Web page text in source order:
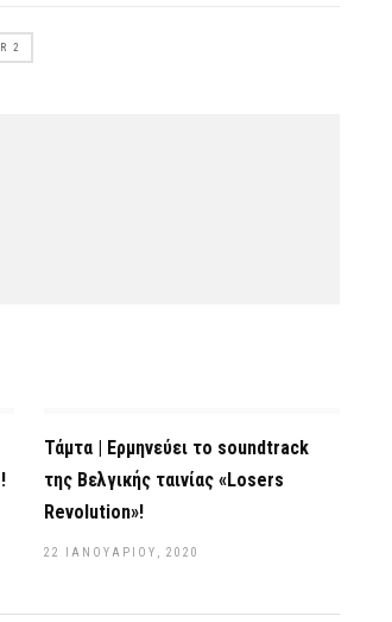
2
Τάμτα | Ερμηνεύει το soundtrack
της Βελγικής ταινίας «Losers
Revolution»!
22 ΙΑΝΟΥΑΡΊΟΥ, 2020